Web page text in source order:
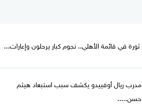
ثورة في قائمة الأهلي.. نجوم كبار يرحلون وإعارات...
مدرب ريال أوفييدو يكشف سبب استبعاد هيثم
حسن.....